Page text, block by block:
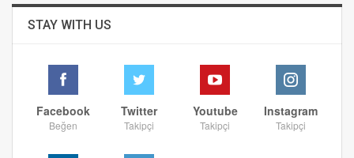
STAY WITH US
Facebook
Beğen
Twitter
Takipçi
Youtube
Takipçi
Instagram
Takipçi